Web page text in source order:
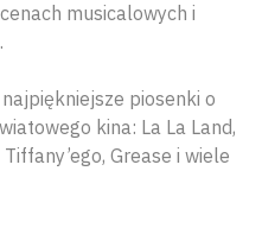
musicalowych i
piosenki o
kina: La La Land,
Grease i wiele